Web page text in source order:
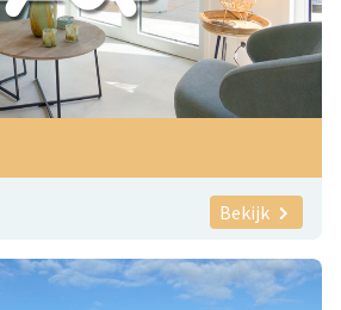
Bekijk